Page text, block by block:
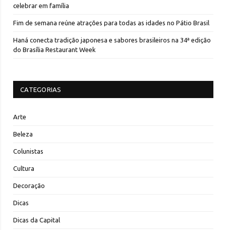
celebrar em família
Fim de semana reúne atrações para todas as idades no Pátio Brasil
Haná conecta tradição japonesa e sabores brasileiros na 34ª edição
do Brasília Restaurant Week
CATEGORIAS
Arte
Beleza
Colunistas
Cultura
Decoração
Dicas
Dicas da Capital